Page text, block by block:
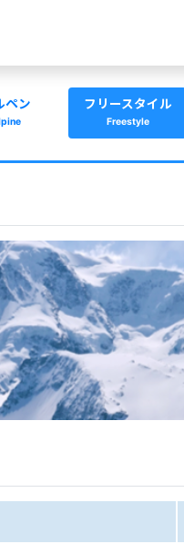
ペン フリースタイル
Freestyle